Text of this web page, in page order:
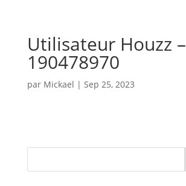
Utilisateur Houzz –
190478970
par Mickael | Sep 25, 2023